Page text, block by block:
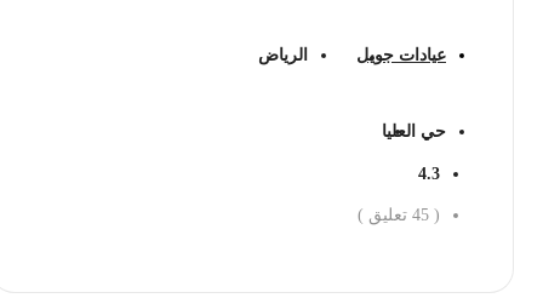
عيادات جويل الرياض
حي العليا
4.3
45 تعليق )